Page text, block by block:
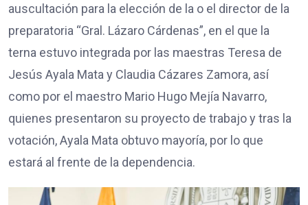
auscultación para la elección de la o el director de la
preparatoria “Gral. Lázaro Cárdenas”, en el que la
terna estuvo integrada por las maestras Teresa de
Jesús Ayala Mata y Claudia Cázares Zamora, así
como por el maestro Mario Hugo Mejía Navarro,
quienes presentaron su proyecto de trabajo y tras la
votación, Ayala Mata obtuvo mayoría, por lo que
estará al frente de la dependencia.